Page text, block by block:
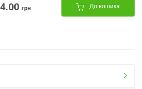
грн До кошика